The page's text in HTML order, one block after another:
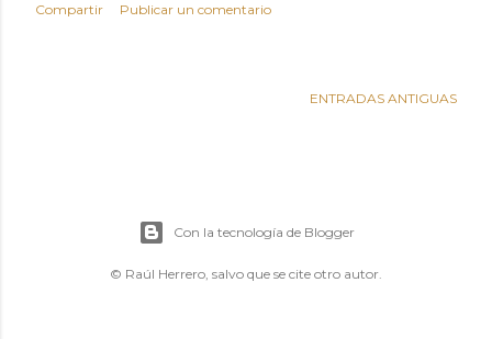
Compartir Publicar un comentario
ENTRADAS ANTIGUAS
Con la tecnología de Blogger
© Raúl Herrero, salvo que se cite otro autor.